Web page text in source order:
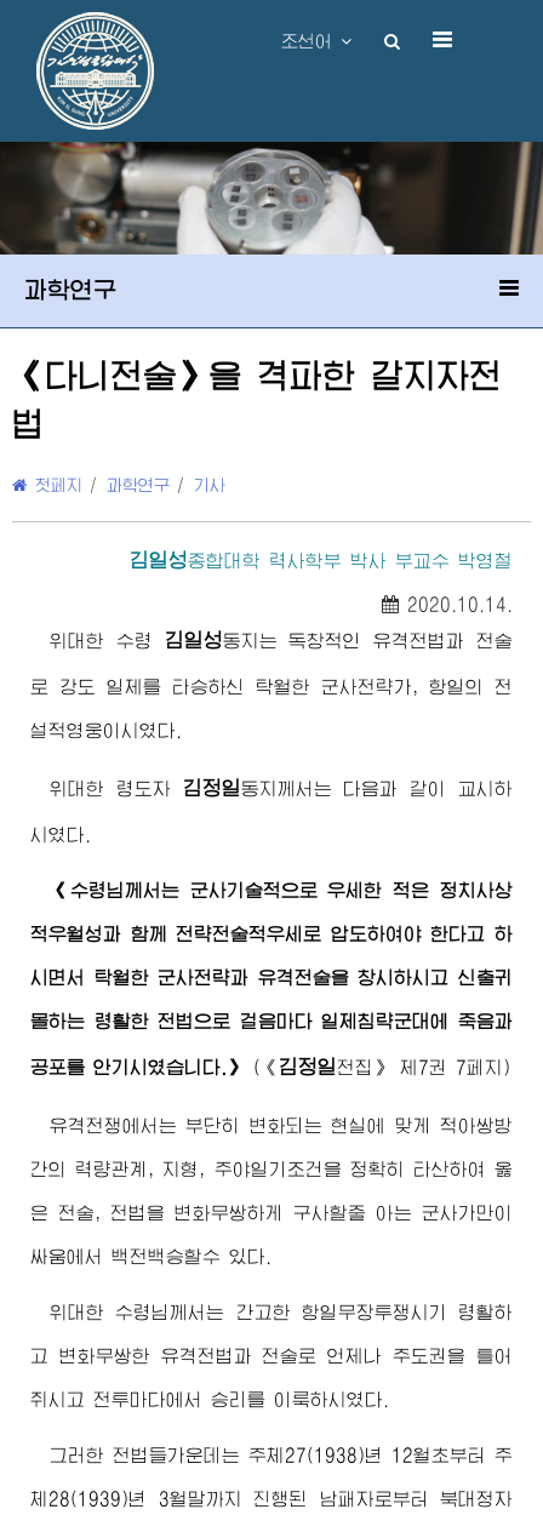
조선어
과학연구
《다니전술》을 격파한 갈지자전
법
첫페지 / 과학연구 / 기사
김일성종합대학 력사학부 박사 부교수 박영철
2020.10.14.
위대한
수령 김일성동지 는 독창적인 유격전법과 전술
로 강도 일제를 타승하신 탁월한 군사전략가, 항일의 전
설적영웅이시였다.
위대한 령도자 김정일동지 께서는 다음과 같이 교시하
시였다.
《 수령님께서 는 군사기술적으로 우세한 적은 정치사상
적우월성과 함께 전략전술적우세로 압도하여야 한다고 하
시면서 탁월한 군사전략과 유격전술을 창시하시고 신출귀
몰하는 령활한 전법으로 걸음마다 일제침략군대에 죽음과
공포를 안기시였습니다.》 ( 《 김정일 전집》 제7권 7페지)
유격전쟁에서는 부단히 변화되는 현실에 맞게 적아쌍방
간의 력량관계, 지형, 주야일기조건을 정확히 타산하여 옳
은 전술, 전법을 변화무쌍하게 구사할줄 아는 군사가만이
싸움에서 백전백승할수 있다.
위대한 수령님께서는 간고한 항일무장투쟁시기 령활하
고 변화무쌍한 유격전법과 전술로 언제나 주도권을 틀어
쥐시고 전투마다에서 승리를 이룩하시였다.
그러한 전법들가운데는 주체27(1938)년 12월초부터 주
체28(1939)년 3월말까지 진행된 남패자로부터 북대정자